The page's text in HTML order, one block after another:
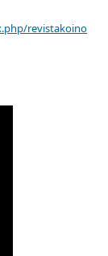
revistakoino